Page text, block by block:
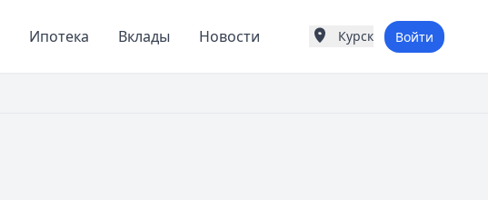
Ипотека Вклады Новости
Города России
Курск Войти